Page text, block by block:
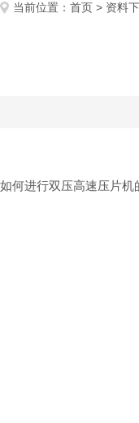
当前位置： 首页 > 资料
如何进行双压高速压片机